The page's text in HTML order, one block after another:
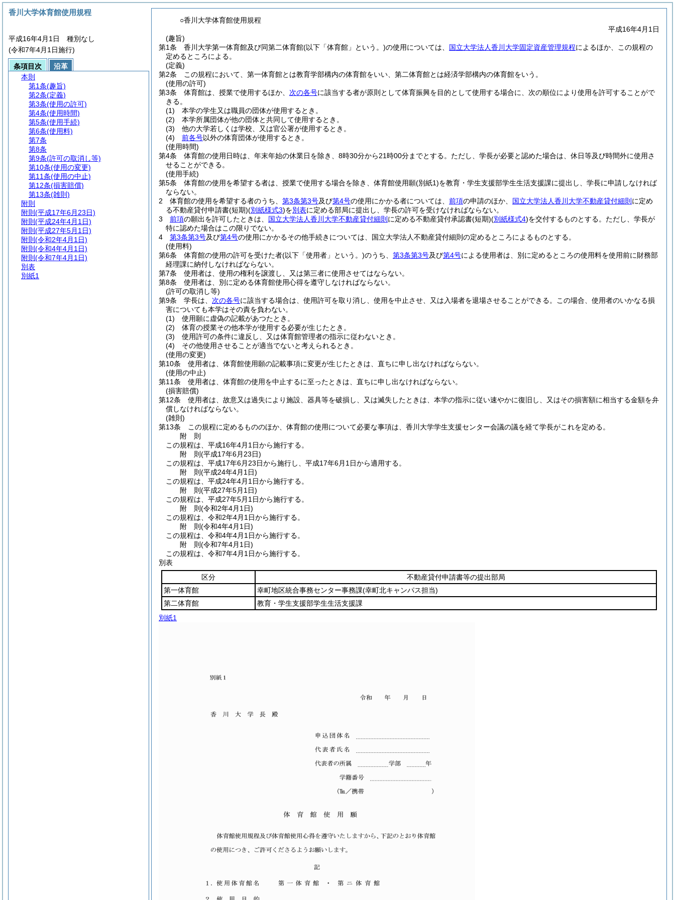
○香川大学体育館使用規程
平成16年4月1日
(趣旨)
第1条
香川大学第一体育館及び同第二体育館(以下「体育館」という。)の使用については、 国立大学法人香川大学固定資産管理規程によるほか、この規程の
定めるところによる。
(定義)
第2条
この規程において、第一体育館とは教育学部構内の体育館をいい、第二体育館とは経済学部構内の体育館をいう。
(使用の許可)
第3条
体育館は、授業で使用するほか、 次の各号に該当する者が原則として体育振興を目的として使用する場合に、次の順位により使用を許可することがで
きる。
(1)
本学の学生又は職員の団体が使用するとき。
(2)
本学所属団体が他の団体と共同して使用するとき。
(3)
他の大学若しくは学校、又は官公署が使用するとき。
(4)
前各号以外の体育団体が使用するとき。
(使用時間)
第4条
体育館の使用日時は、年末年始の休業日を除き、8時30分から21時00分までとする。 ただし、学長が必要と認めた場合は、休日等及び時間外に使用さ
せることができる。
(使用手続)
第5条
体育館の使用を希望する者は、授業で使用する場合を除き、体育館使用願(別紙1)を教育・学生支援部学生生活支援課に提出し、学長に申請しなければ
ならない。
2
体育館の使用を希望する者のうち、 第3条第3号及び第4号の使用にかかる者については、 前項の申請のほか、 国立大学法人香川大学不動産貸付細則 に定め
る不動産貸付申請書(短期)(別紙様式3)を別表に定める部局に提出し、学長の許可を受けなければならない。
3
前項の願出を許可したときは、 国立大学法人香川大学不動産貸付細則 に定める不動産貸付承認書(短期)(別紙様式4)を交付するものとする。 ただし、学長が
特に認めた場合はこの限りでない。
4
第3条第3号及び第4号の使用にかかるその他手続きについては、国立大学法人不動産貸付細則の定めるところによるものとする。
(使用料)
第6条
体育館の使用の許可を受けた者(以下「使用者」という。)のうち、 第3条第3号及び第4号による使用者は、別に定めるところの使用料を使用前に財務部
経理課に納付しなければならない。
第7条
使用者は、使用の権利を譲渡し、又は第三者に使用させてはならない。
第8条
使用者は、別に定める体育館使用心得を遵守しなければならない。
(許可の取消し等)
第9条
学長は、 次の各号に該当する場合は、使用許可を取り消し、使用を中止させ、又は入場者を退場させることができる。
この場合、使用者のいかなる損
害についても本学はその責を負わない。
(1)
使用願に虚偽の記載があつたとき。
(2)
体育の授業その他本学が使用する必要が生じたとき。
(3)
使用許可の条件に違反し、又は体育館管理者の指示に従わないとき。
(4)
その他使用させることが適当でないと考えられるとき。
(使用の変更)
第10条
使用者は、体育館使用願の記載事項に変更が生じたときは、直ちに申し出なければならない。
(使用の中止)
第11条
使用者は、体育館の使用を中止するに至ったときは、直ちに申し出なければならない。
(損害賠償)
第12条
使用者は、故意又は過失により施設、器具等を破損し、又は滅失したときは、本学の指示に従い速やかに復旧し、又はその損害額に相当する金額を弁
償しなければならない。
(雑則)
第13条
この規程に定めるもののほか、体育館の使用について必要な事項は、香川大学学生支援センター会議の議を経て学長がこれを定める。
附 則
この規程は、平成16年4月1日から施行する。
附 則(平成17年6月23日)
この規程は、平成17年6月23日から施行し、平成17年6月1日から適用する。
附 則(平成24年4月1日)
この規程は、平成24年4月1日から施行する。
附 則(平成27年5月1日)
この規程は、平成27年5月1日から施行する。
附 則(令和2年4月1日)
この規程は、令和2年4月1日から施行する。
附 則(令和4年4月1日)
この規程は、令和4年4月1日から施行する。
附 則(令和7年4月1日)
この規程は、令和7年4月1日から施行する。
別表
区分
不動産貸付申請書等の提出部局
第一体育館
幸町地区統合事務センター事務課(幸町北キャンパス担当)
第二体育館
教育・学生支援部学生生活支援課
別紙1
香川大学体育館使用規程
平成16年4月1日 種別なし
(令和7年4月1日施行)
条項目次
沿革
本則
第1条(趣旨)
第2条(定義)
第3条(使用の許可)
第4条(使用時間)
第5条(使用手続)
第6条(使用料)
第7条
第8条
第9条(許可の取消し等)
第10条(使用の変更)
第11条(使用の中止)
第12条(損害賠償)
第13条(雑則)
附則
附則 (平成17年6月23日)
附則 (平成24年4月1日)
附則 (平成27年5月1日)
附則 (令和2年4月1日)
附則 (令和4年4月1日)
附則 (令和7年4月1日)
別表
別紙1